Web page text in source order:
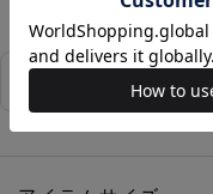
相談する